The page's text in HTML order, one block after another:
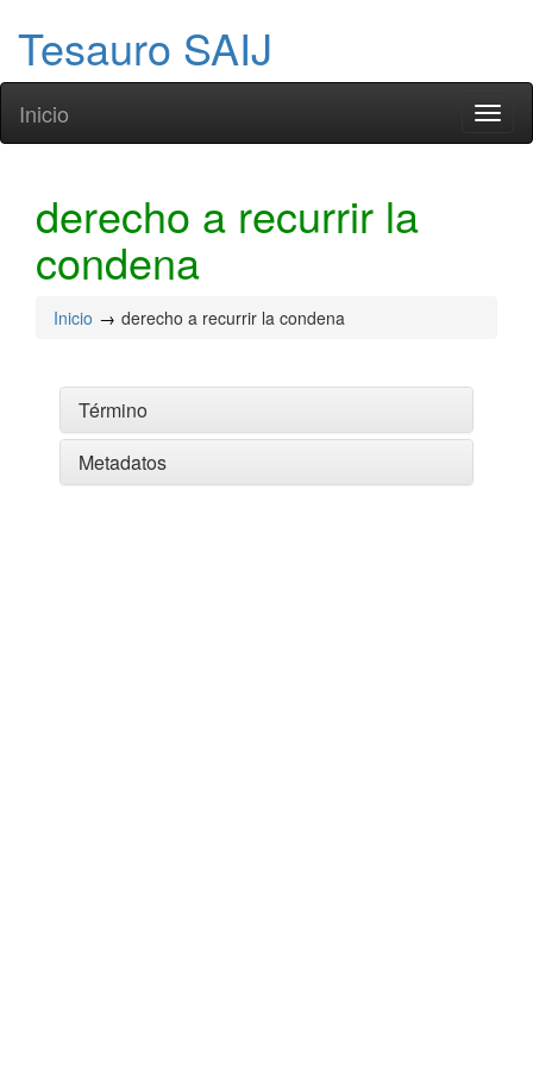
Tesauro SAIJ
Inicio
derecho a recurrir la
condena
Inicio derecho a recurrir la condena
Término
Metadatos